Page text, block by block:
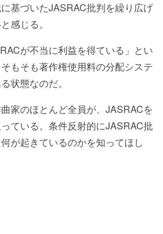
基づいたJASRAC批判を繰り広げ
感じる。
が不当に利益を得ている」とい
もそも著作権使用料の分配システ
状態なのだ。
家のほとんど全員が、JASRACを
ている。条件反射的にJASRAC批
が起きているのかを知ってほし